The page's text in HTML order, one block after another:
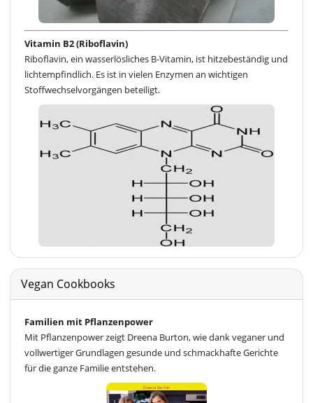
Vitamin B2 (Riboflavin)
Riboflavin, ein wasserlösliches B-Vitamin, ist hitzebeständig und
lichtempfindlich. Es ist in vielen Enzymen an wichtigen
Stoffwechselvorgängen beteiligt.
Vegan Cookbooks
Familien mit Pflanzenpower
Mit Pflanzenpower zeigt Dreena Burton, wie dank veganer und
vollwertiger Grundlagen gesunde und schmackhafte Gerichte
für die ganze Familie entstehen.